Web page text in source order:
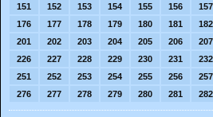
151
152 153 154 155 156 157
176
177 178 179 180 181 182
201
202 203 204 205 206 207
226
227 228 229 230 231 232
251
252 253 254 255 256 257
276
277 278 279 280 281 282